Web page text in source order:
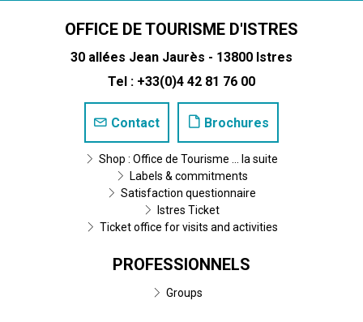
OFFICE DE TOURISME D'ISTRES
30 allées Jean Jaurès - 13800 Istres
Tel : +33(0)4 42 81 76 00
Contact Brochures
Shop : Office de Tourisme ... la suite
Labels & commitments
Satisfaction questionnaire
Istres Ticket
Ticket office for visits and activities
PROFESSIONNELS
Groups